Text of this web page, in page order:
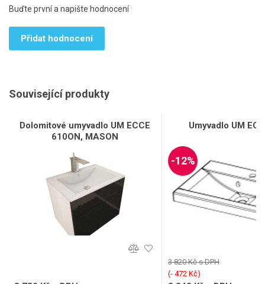
Buďte první a napište hodnocení
Přidat hodnocení
Související produkty
Dolomitové umyvadlo UM ECCE
610ON, MASON
Umyvadlo UM
-12%
3 820 Kč s DPH
(‐ 472 Kč)